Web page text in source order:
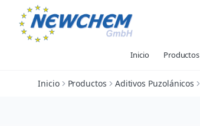
Inicio Productos
Inicio Productos Aditivos Puzolánicos